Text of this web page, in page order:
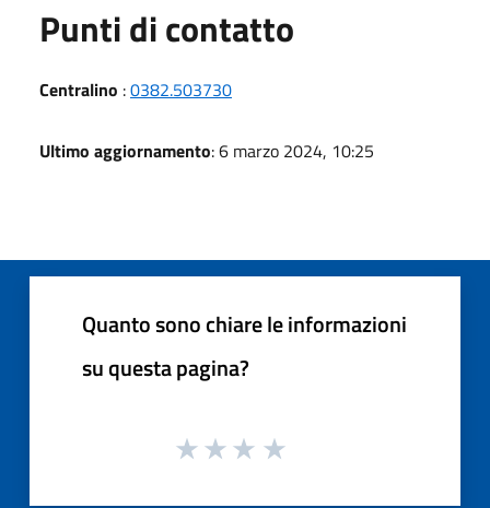
Punti di contatto
Centralino :0382.503730
Ultimo aggiornamento: 6 marzo 2024, 10:25
Quanto sono chiare le informazioni
su questa pagina?